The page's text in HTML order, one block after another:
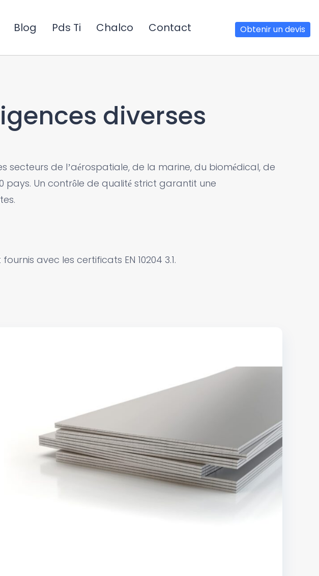
Blog Pds Ti Chalco Contact Obtenir un devis
diverses
de l’aérospatiale, de la marine, du biomédical, de
pays. Un contrôle de qualité strict garantit une
avec les certificats EN 10204 3.1.